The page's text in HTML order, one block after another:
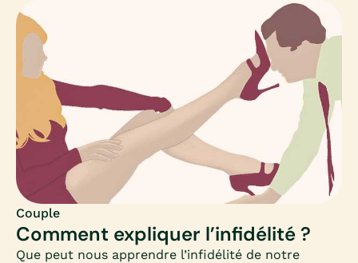
couple au bord de la rupture ?Faut-il se battre
pour sauver son couple à tout prix ? Quelles
attitudes adopter ?Bien vivre les changements au
sein du couple, les rencontres, les enfants ou les
évolutions personnelles, Mia donne des pistes à
celles et ceux qui veulent sauver leur couple.
Couple
Comment expliquer l’infidélité ?
Que peut nous apprendre l’infidélité de notre